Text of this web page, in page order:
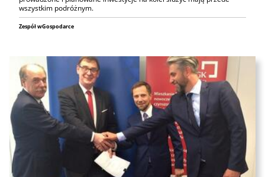
wszystkim podróżnym.
Zespół wGospodarce